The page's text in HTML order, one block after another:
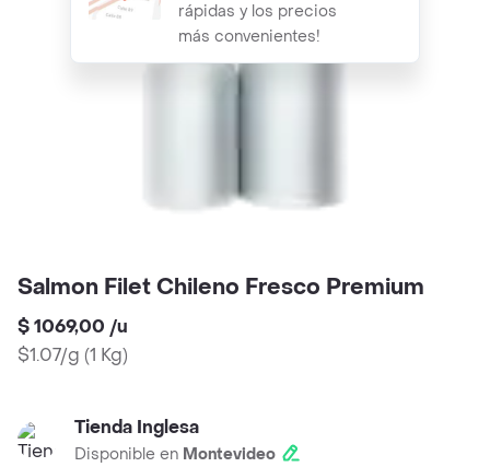
rápidas y los precios
más convenientes!
Salmon Filet Chileno Fresco Premium
$ 1069,00 /u
$1.07/g (1 Kg)
Tienda Inglesa
Disponible en Montevideo